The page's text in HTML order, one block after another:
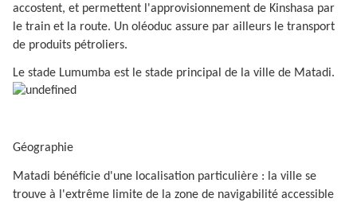
accostent, et permettent l'approvisionnement de Kinshasa par
le train et la route. Un oléoduc assure par ailleurs le transport
de produits pétroliers.
Le stade Lumumba est le stade principal de la ville de Matadi.
Géographie
Matadi bénéficie d'une localisation particulière : la ville se
trouve à l'extrême limite de la zone de navigabilité accessible